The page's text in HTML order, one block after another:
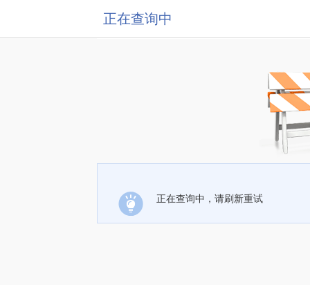
正在查询中
正在查询中，请刷新重试